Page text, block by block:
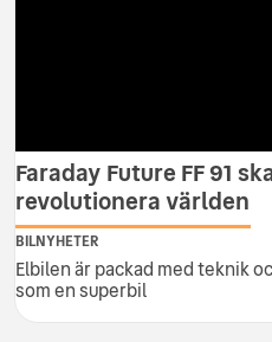
Faraday Future FF 91
revolutionera världen
BILNYHETER
Elbilen är packad med teknik
som en superbil